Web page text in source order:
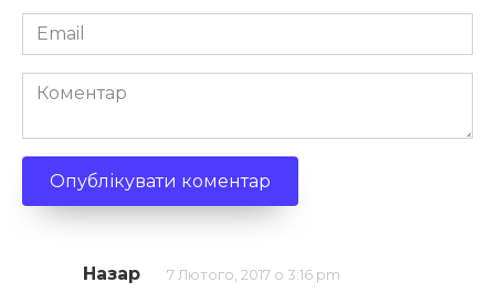
Email
*
Коментар
Назар 7 Лютого, 2017 о 3:16 pm